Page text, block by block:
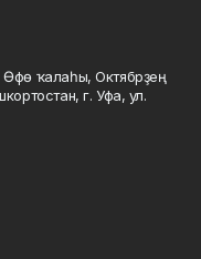
ҡалаһы, Октябрҙең
г. Уфа, ул.